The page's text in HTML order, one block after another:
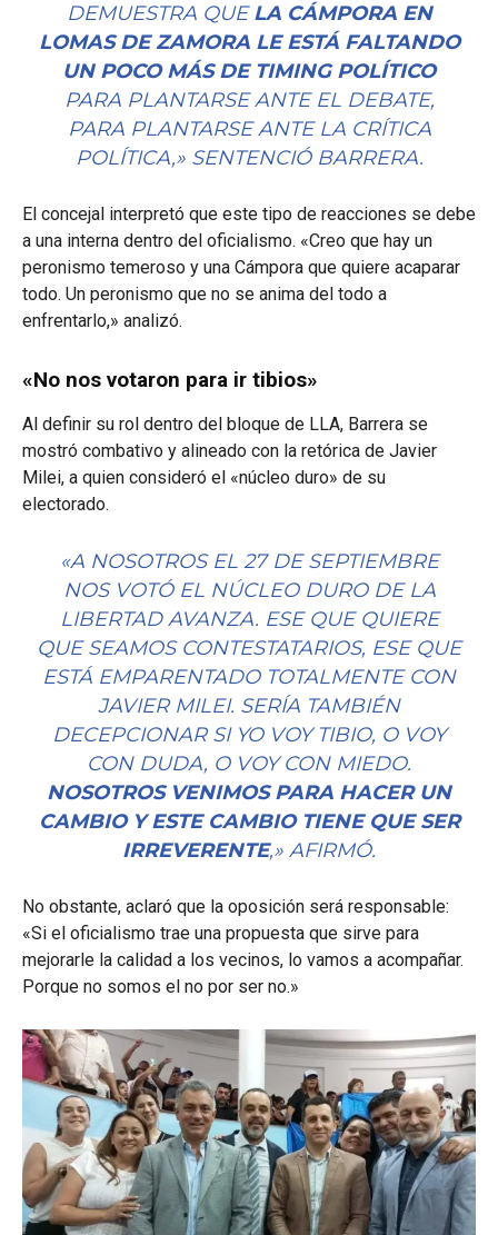
DEMUESTRA QUELA CÁMPORA EN
LOMAS DE ZAMORA LE ESTÁ FALTANDO
UN POCO MÁS DE TIMINGPOLÍTICO
PARA PLANTARSE ANTE EL DEBATE,
PARA PLANTARSE ANTE LA CRÍTICA
POLÍTICA,» SENTENCIÓ BARRERA.
El concejal interpretó que este tipo de reacciones se debe
a una interna dentro del oficialismo. «Creo que hay un
peronismo temeroso y una Cámpora que quiere acaparar
todo. Un peronismo que no se anima del todo a
enfrentarlo,» analizó.
«No nos votaron para ir tibios»
Al definir su rol dentro del bloque de LLA, Barrera se
mostró combativo y alineado con la retórica de Javier
Milei, a quien consideró el «núcleo duro» de su
electorado.
«A NOSOTROS EL 27 DE SEPTIEMBRE
NOS VOTÓ EL NÚCLEO DURO DE LA
LIBERTAD AVANZA. ESE QUE QUIERE
QUE SEAMOS CONTESTATARIOS, ESE QUE
ESTÁ EMPARENTADO TOTALMENTE CON
JAVIER MILEI. SERÍA TAMBIÉN
DECEPCIONAR SI YO VOY TIBIO, O VOY
CON DUDA, O VOY CON MIEDO.
NOSOTROS VENIMOS PARA HACER UN
CAMBIO Y ESTE CAMBIO TIENE QUE SER
IRREVERENTE,» AFIRMÓ.
No obstante, aclaró que la oposición será responsable:
«Si el oficialismo trae una propuesta que sirve para
mejorarle la calidad a los vecinos, lo vamos a acompañar.
Porque no somos el no por ser no.»